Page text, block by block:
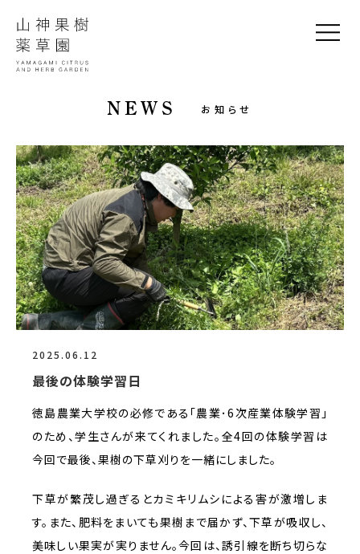
NEWS お知らせ
2025.06.12
最後の体験学習日
徳島農業大学校の必修である｢農業･6次産業体験学習｣
のため、学生さんが来てくれました。全4回の体験学習は
今回で最後、果樹の下草刈りを一緒にしました。
下草が繁茂し過ぎるとカミキリムシによる害が激増しま
す。また、肥料をまいても果樹まで届かず、下草が吸収し、
美味しい果実が実りません。今回は、誘引線を断ち切らな